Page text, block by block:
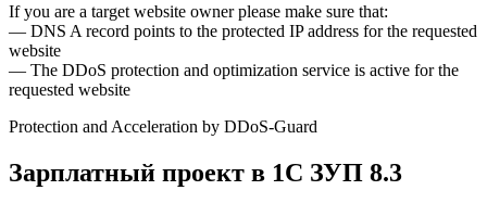
If you are a target website owner please make sure that:
— DNS A record points to the protected IP address for the requested
website
— The DDoS protection and optimization service is active for the
requested website
Protection and Acceleration by DDoS-Guard
Зарплатный проект в 1С ЗУП 8.3